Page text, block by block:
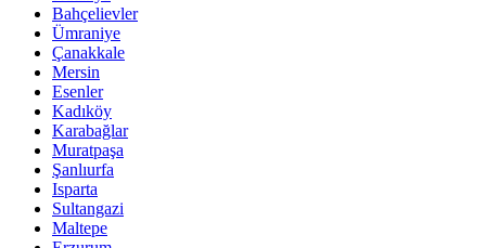
Bahçelievler
Ümraniye
Çanakkale
Mersin
Esenler
Kadıköy
Karabağlar
Muratpaşa
Şanlıurfa
Isparta
Sultangazi
Maltepe